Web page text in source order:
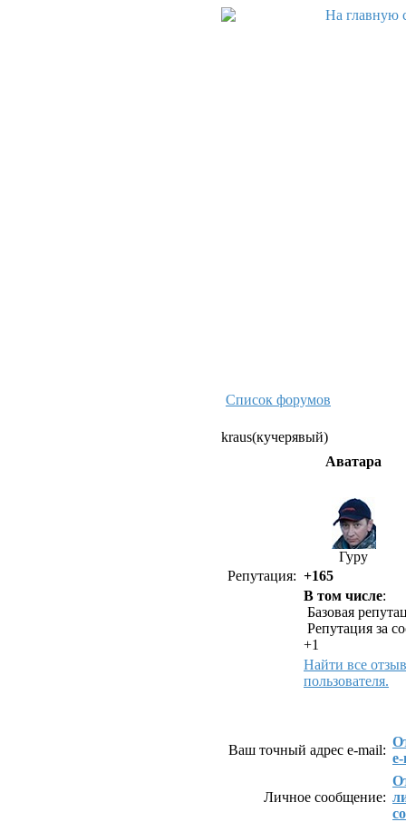
Список форумов
kraus(кучерявый)
Аватара
Гуру
Репутация: +165
В том числе:
Базовая
Репутация за
+1
Найти все
пользователя.
Ваш точный адрес e-mail:
Личное сообщение: